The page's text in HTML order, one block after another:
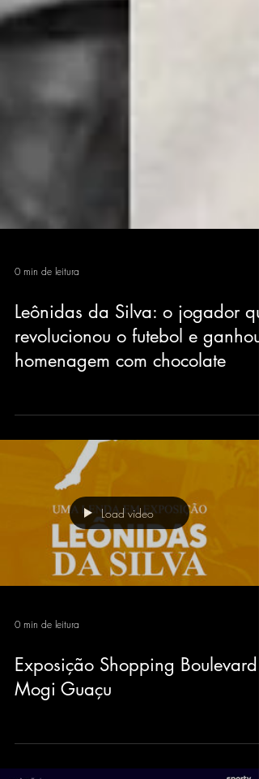
0 min de leitura
Leônidas da Silva: o jogador
revolucionou o futebol e ganhou
Load video
0 min de leitura
Exposição Shopping Boulevard